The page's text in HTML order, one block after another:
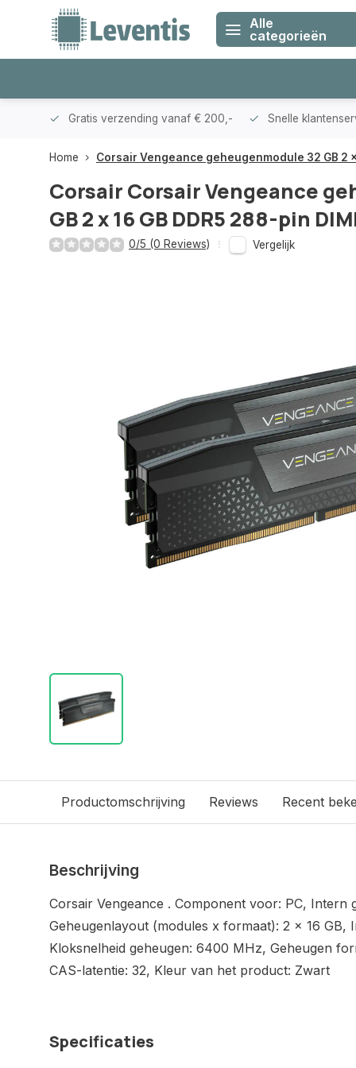
Alle
categorieën
Gratis verzending vanaf € 200,- Snelle
Home Corsair Vengeance geheugenmodule 32 GB 2 x
Corsair Corsair Vengeance
GB 2 x 16 GB DDR5 288-pin
0/5 (0 Reviews) Vergelijk
Productomschrijving Reviews Recent
Beschrijving
Corsair Vengeance . Component voor: PC, Intern
Geheugenlayout (modules x formaat): 2 x 16 GB,
Kloksnelheid geheugen: 6400 MHz, Geheugen
CAS-latentie: 32, Kleur van het product: Zwart
Specificaties